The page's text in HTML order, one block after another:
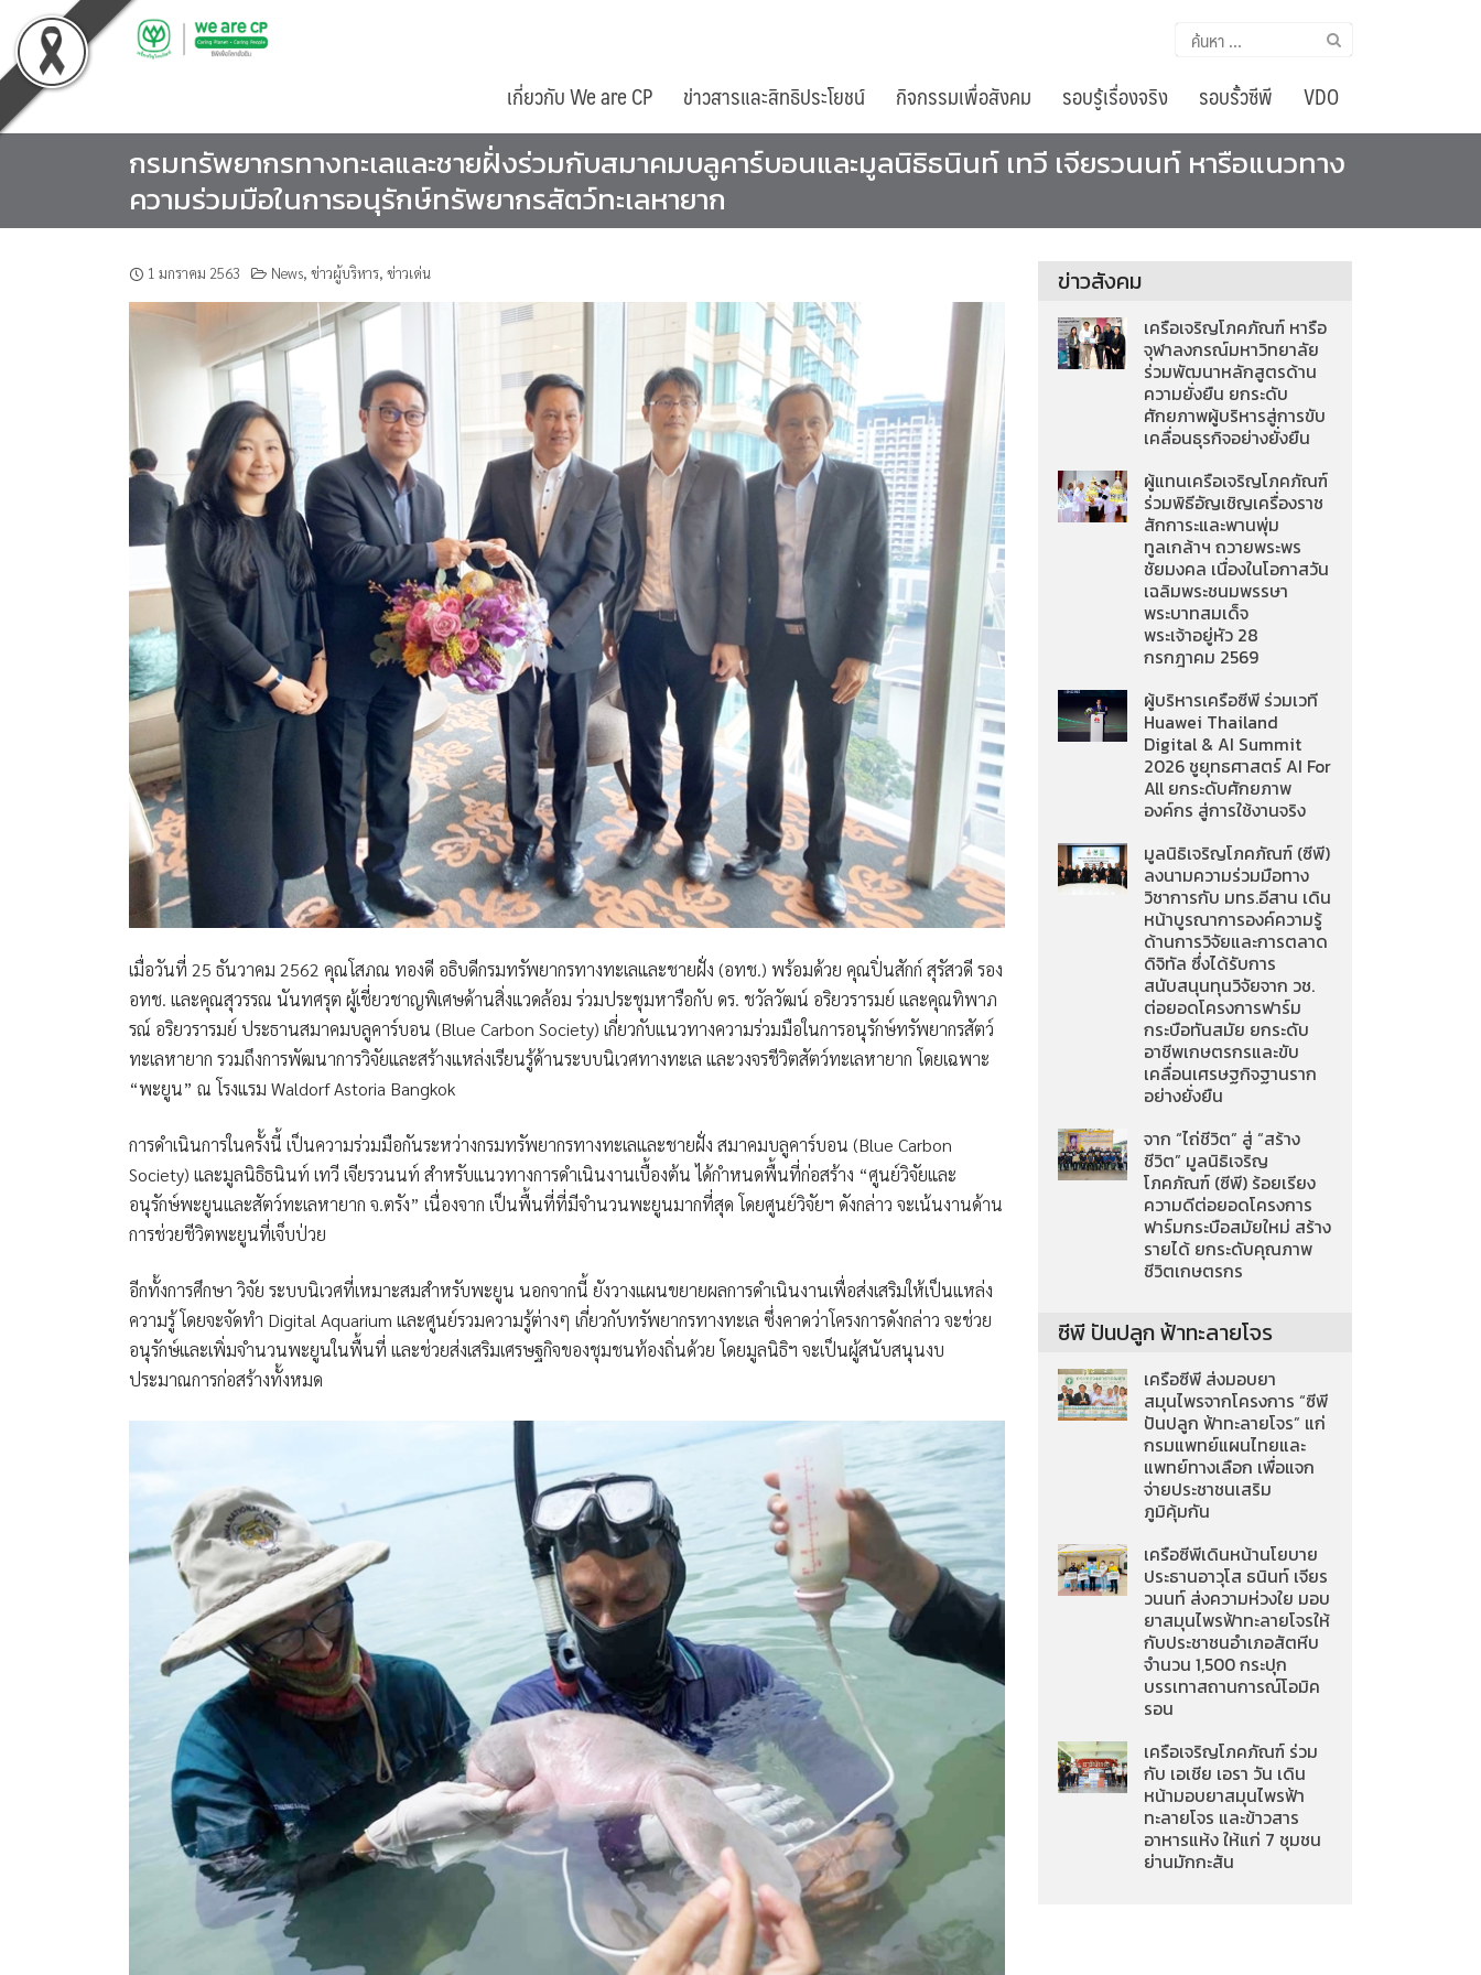
to
content
ค้นหา
เกี่ยวกับ We are CP ข่าวสารและสิทธิประโยชน์ กิจกรรมเพื่อสังคม รอบรู้เรื่องจริง รอบรั้วซีพี VDO
กรมทรัพยากรทางทะเลและชายฝั่งร่วมกับสมาคมบลูคาร์บอนและมูลนิธิธนินท์ เทวี เจียรวนนท์ หารือแนวทาง
ความร่วมมือในการอนุรักษ์ทรัพยากรสัตว์ทะเลหายาก
1 มกราคม 2563 News, ข่าวผู้บริหาร, ข่าวเด่น
เมื่อวันที่ 25 ธันวาคม 2562 คุณโสภณ ทองดี อธิบดีกรมทรัพยากรทางทะเลและชายฝั่ง (อทช.) พร้อมด้วย คุณปิ่นสักก์ สุรัสวดี รอง
อทช. และคุณสุวรรณ นันทศรุต ผู้เชี่ยวชาญพิเศษด้านสิ่งแวดล้อม ร่วมประชุมหารือกับ ดร. ชวัลวัฒน์ อริยวรารมย์ และคุณทิพาภ
รณ์ อริยวรารมย์ ประธานสมาคมบลูคาร์บอน (Blue Carbon Society) เกี่ยวกับแนวทางความร่วมมือในการอนุรักษ์ทรัพยากรสัตว์
ทะเลหายาก รวมถึงการพัฒนาการวิจัยและสร้างแหล่งเรียนรู้ด้านระบบนิเวศทางทะเล และวงจรชีวิตสัตว์ทะเลหายาก โดยเฉพาะ
“พะยูน” ณ โรงแรม Waldorf Astoria Bangkok
การดำเนินการในครั้งนี้ เป็นความร่วมมือกันระหว่างกรมทรัพยากรทางทะเลและชายฝั่ง สมาคมบลูคาร์บอน (Blue Carbon
Society) และมูลนิธิธนินท์ เทวี เจียรวนนท์ สำหรับแนวทางการดำเนินงานเบื้องต้น ได้กำหนดพื้นที่ก่อสร้าง “ศูนย์วิจัยและ
อนุรักษ์พะยูนและสัตว์ทะเลหายาก จ.ตรัง” เนื่องจาก เป็นพื้นที่ที่มีจำนวนพะยูนมากที่สุด โดยศูนย์วิจัยฯ ดังกล่าว จะเน้นงานด้าน
การช่วยชีวิตพะยูนที่เจ็บป่วย
อีกทั้งการศึกษา วิจัย ระบบนิเวศที่เหมาะสมสำหรับพะยูน นอกจากนี้ ยังวางแผนขยายผลการดำเนินงานเพื่อส่งเสริมให้เป็นแหล่ง
ความรู้ โดยจะจัดทำ Digital Aquarium และศูนย์รวมความรู้ต่างๆ เกี่ยวกับทรัพยากรทางทะเล ซึ่งคาดว่าโครงการดังกล่าว จะช่วย
อนุรักษ์และเพิ่มจำนวนพะยูนในพื้นที่ และช่วยส่งเสริมเศรษฐกิจของชุมชนท้องถิ่นด้วย โดยมูลนิธิฯ จะเป็นผู้สนับสนุนงบ
ประมาณการก่อสร้างทั้งหมด
ข่าวสังคม
เครือเจริญโภคภัณฑ์ หารือ
จุฬาลงกรณ์มหาวิทยาลัย
ร่วมพัฒนาหลักสูตรด้าน
ความยั่งยืน ยกระดับ
ศักยภาพผู้บริหารสู่การขับ
เคลื่อนธุรกิจอย่างยั่งยืน
ผู้แทนเครือเจริญโภคภัณฑ์
ร่วมพิธีอัญเชิญเครื่องราช
สักการะและพานพุ่ม
ทูลเกล้าฯ ถวายพระพร
ชัยมงคล เนื่องในโอกาสวัน
เฉลิมพระชนมพรรษา
พระบาทสมเด็จ
พระเจ้าอยู่หัว 28
กรกฎาคม 2569
ผู้บริหารเครือซีพี ร่วมเวที
Huawei Thailand
Digital & AI Summit
2026 ชูยุทธศาสตร์ AI For
All ยกระดับศักยภาพ
องค์กร สู่การใช้งานจริง
มูลนิธิเจริญโภคภัณฑ์ (ซีพี)
ลงนามความร่วมมือทาง
วิชาการกับ มทร.อีสาน เดิน
หน้าบูรณาการองค์ความรู้
ด้านการวิจัยและการตลาด
ดิจิทัล ซึ่งได้รับการ
สนับสนุนทุนวิจัยจาก วช.
ต่อยอดโครงการฟาร์ม
กระบือทันสมัย ยกระดับ
อาชีพเกษตรกรและขับ
เคลื่อนเศรษฐกิจฐานราก
อย่างยั่งยืน
จาก “ไถ่ชีวิต” สู่ “สร้าง
ชีวิต” มูลนิธิเจริญ
โภคภัณฑ์ (ซีพี) ร้อยเรียง
ความดีต่อยอดโครงการ
ฟาร์มกระบือสมัยใหม่ สร้าง
รายได้ ยกระดับคุณภาพ
ชีวิตเกษตรกร
ซีพี ปันปลูก ฟ้าทะลายโจร
เครือซีพี ส่งมอบยา
สมุนไพรจากโครงการ “ซีพี
ปันปลูก ฟ้าทะลายโจร” แก่
กรมแพทย์แผนไทยและ
แพทย์ทางเลือก เพื่อแจก
จ่ายประชาชนเสริม
ภูมิคุ้มกัน
เครือซีพีเดินหน้านโยบาย
ประธานอาวุโส ธนินท์ เจียร
วนนท์ ส่งความห่วงใย มอบ
ยาสมุนไพรฟ้าทะลายโจรให้
กับประชาชนอำเภอสัตหีบ
จำนวน 1,500 กระปุก
บรรเทาสถานการณ์โอมิค
รอน
เครือเจริญโภคภัณฑ์ ร่วม
กับ เอเชีย เอรา วัน เดิน
หน้ามอบยาสมุนไพรฟ้า
ทะลายโจร และข้าวสาร
อาหารแห้ง ให้แก่ 7 ชุมชน
ย่านมักกะสัน